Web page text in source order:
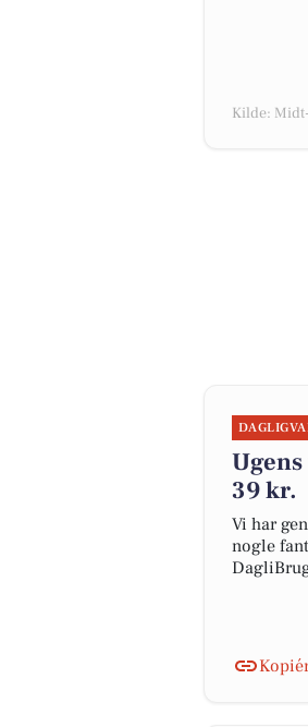
Kilde:
39 kr.
Vi har
nogle